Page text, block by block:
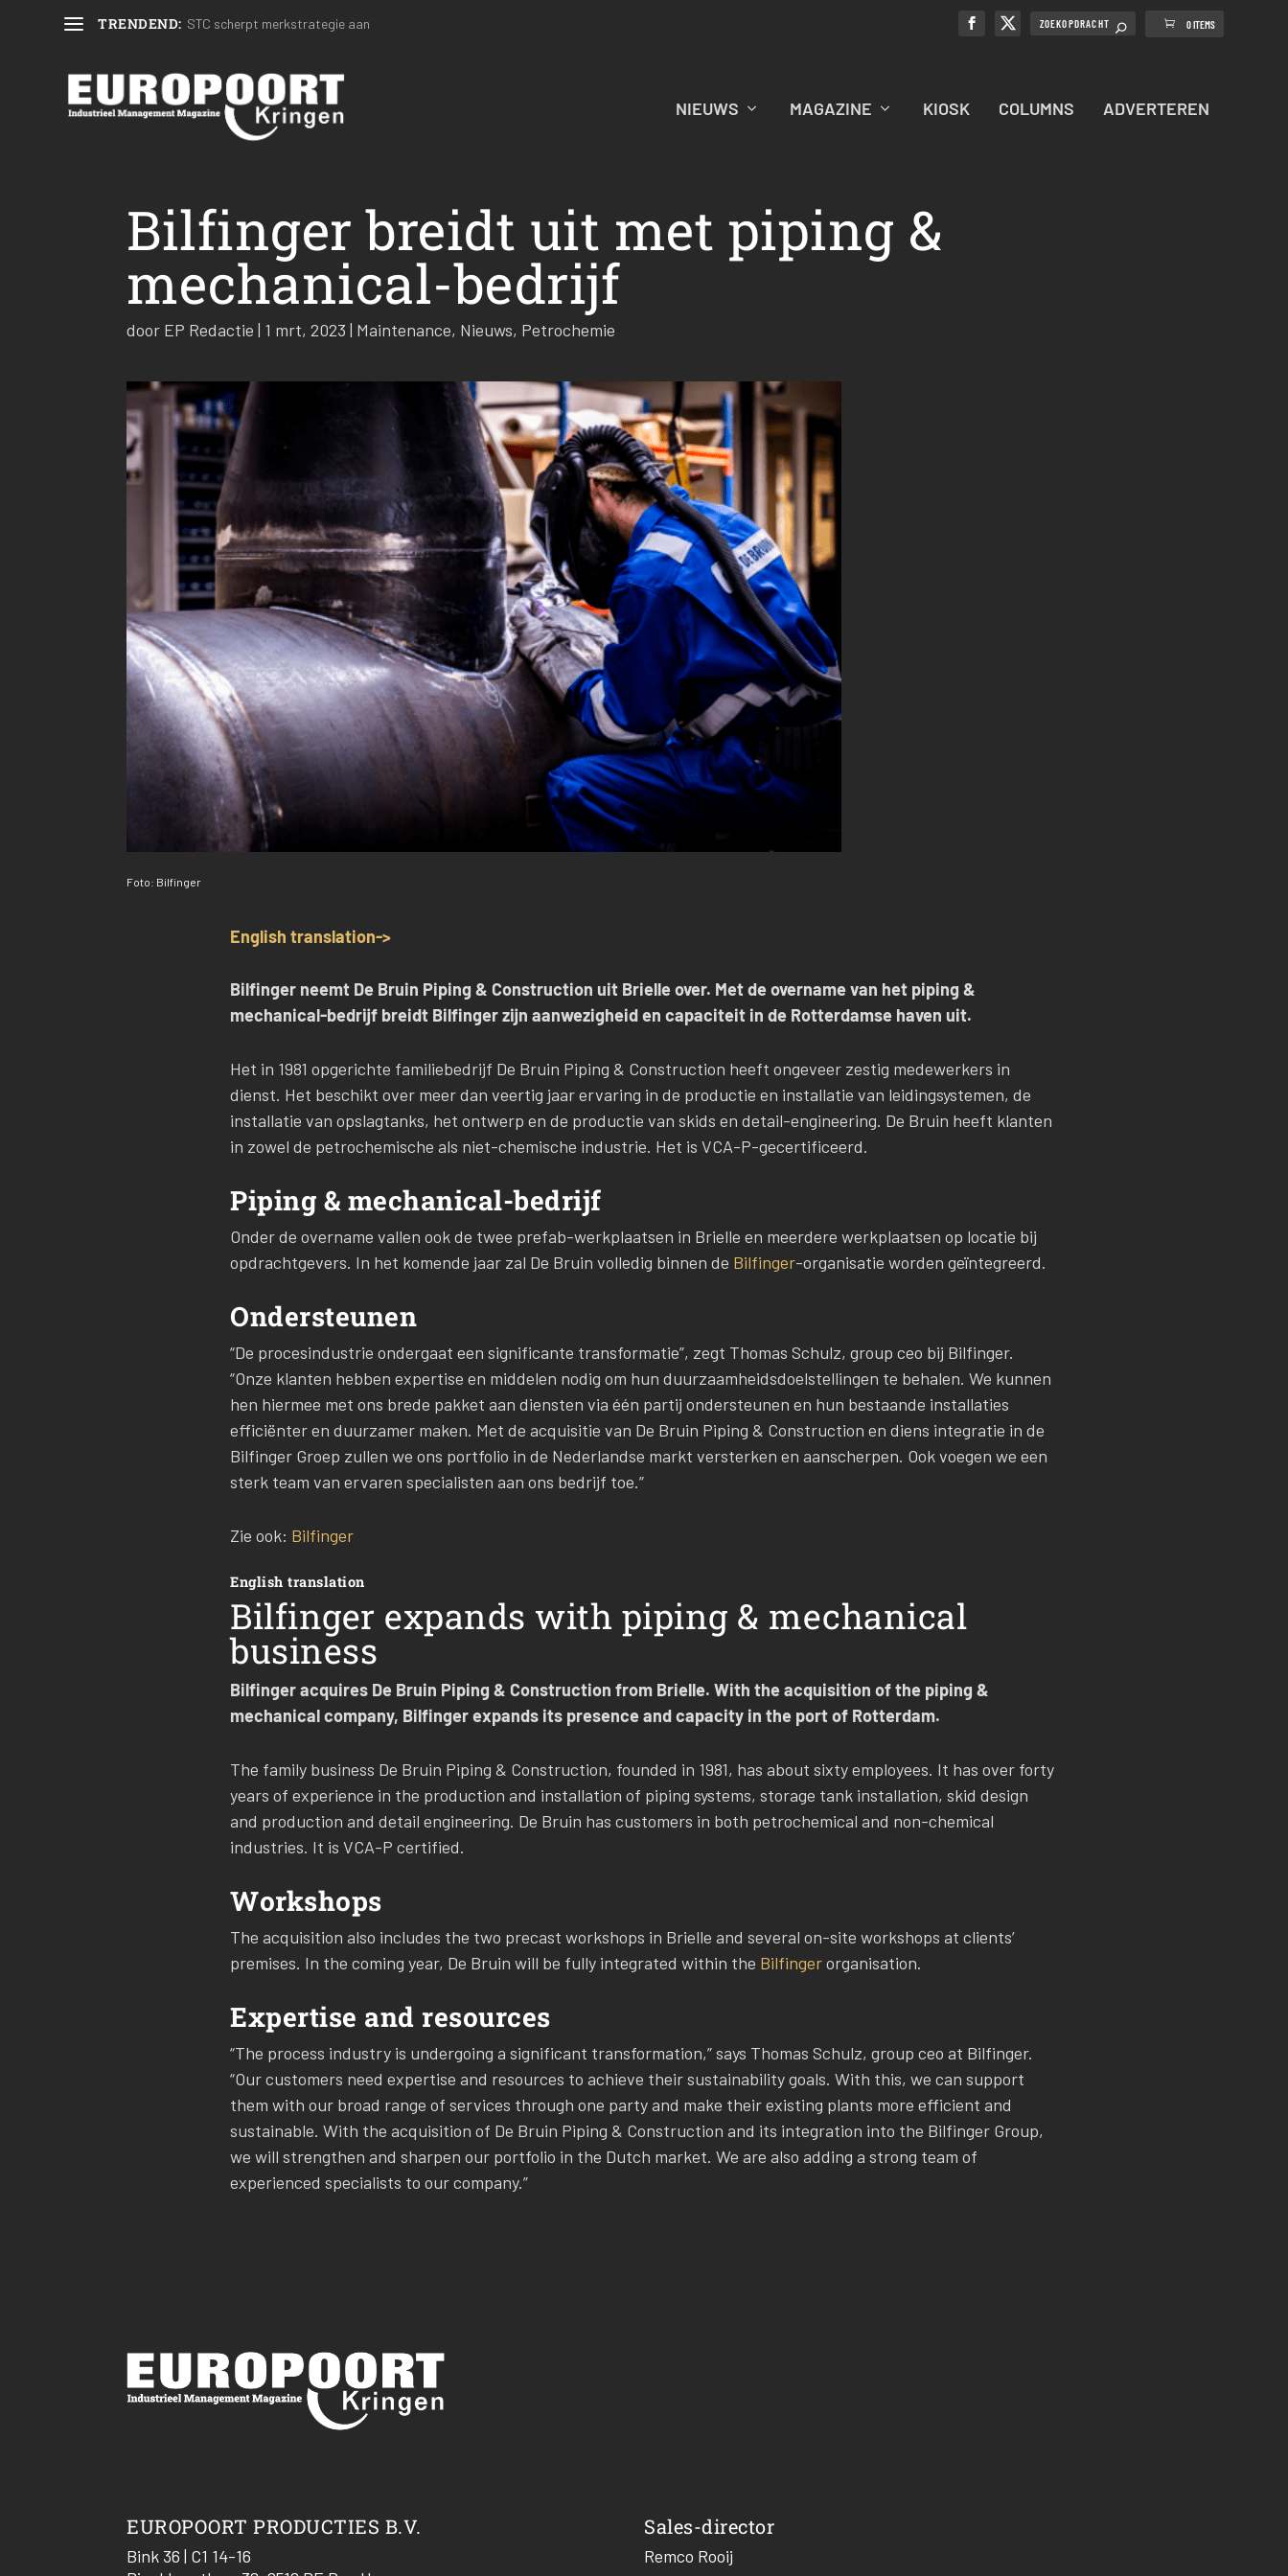
TRENDEND: STC scherpt merkstrategie aan 0 ITEMS
NIEUWS MAGAZINE KIOSK COLUMNS ADVERTEREN
Bilfinger breidt uit met piping &
mechanical-bedrijf
door EP Redactie | 1 mrt, 2023 | Maintenance, Nieuws, Petrochemie
Foto: Bilfinger
English translation->
Bilfinger neemt De Bruin Piping & Construction uit Brielle over. Met de overname van het piping &
mechanical-bedrijf breidt Bilfinger zijn aanwezigheid en capaciteit in de Rotterdamse haven uit.
Het in 1981 opgerichte familiebedrijf De Bruin Piping & Construction heeft ongeveer zestig medewerkers in
dienst. Het beschikt over meer dan veertig jaar ervaring in de productie en installatie van leidingsystemen, de
installatie van opslagtanks, het ontwerp en de productie van skids en detail-engineering. De Bruin heeft klanten
in zowel de petrochemische als niet-chemische industrie. Het is VCA-P-gecertificeerd.
Piping & mechanical-bedrijf
Onder de overname vallen ook de twee prefab-werkplaatsen in Brielle en meerdere werkplaatsen op locatie bij
opdrachtgevers. In het komende jaar zal De Bruin volledig binnen de Bilfinger-organisatie worden geïntegreerd.
Ondersteunen
“De procesindustrie ondergaat een significante transformatie”, zegt Thomas Schulz, group ceo bij Bilfinger.
“Onze klanten hebben expertise en middelen nodig om hun duurzaamheidsdoelstellingen te behalen. We kunnen
hen hiermee met ons brede pakket aan diensten via één partij ondersteunen en hun bestaande installaties
efficiënter en duurzamer maken. Met de acquisitie van De Bruin Piping & Construction en diens integratie in de
Bilfinger Groep zullen we ons portfolio in de Nederlandse markt versterken en aanscherpen. Ook voegen we een
sterk team van ervaren specialisten aan ons bedrijf toe.”
Zie ook: Bilfinger
English translation
Bilfinger expands with piping & mechanical
business
Bilfinger acquires De Bruin Piping & Construction from Brielle. With the acquisition of the piping &
mechanical company, Bilfinger expands its presence and capacity in the port of Rotterdam.
The family business De Bruin Piping & Construction, founded in 1981, has about sixty employees. It has over forty
years of experience in the production and installation of piping systems, storage tank installation, skid design
and production and detail engineering. De Bruin has customers in both petrochemical and non-chemical
industries. It is VCA-P certified.
Workshops
The acquisition also includes the two precast workshops in Brielle and several on-site workshops at clients’
premises. In the coming year, De Bruin will be fully integrated within the Bilfingerorganisation.
Expertise and resources
“The process industry is undergoing a significant transformation,” says Thomas Schulz, group ceo at Bilfinger.
“Our customers need expertise and resources to achieve their sustainability goals. With this, we can support
them with our broad range of services through one party and make their existing plants more efficient and
sustainable. With the acquisition of De Bruin Piping & Construction and its integration into the Bilfinger Group,
we will strengthen and sharpen our portfolio in the Dutch market. We are also adding a strong team of
experienced specialists to our company.”
EUROPOORT PRODUCTIES B.V.
Bink 36 | C1 14-16
Sales-director
Remco Rooij